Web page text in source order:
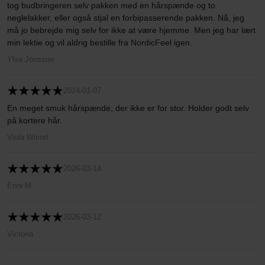
tog budbringeren selv pakken med en hårspænde og to
neglelakker, eller også stjal en forbipasserende pakken. Nå, jeg
må jo bebrejde mig selv for ikke at være hjemme. Men jeg har lært
min lektie og vil aldrig bestille fra NordicFeel igen.
Ylva Jönsson
2024-01-07
En meget smuk hårspænde, der ikke er for stor. Holder godt selv
på kortere hår.
Viola Wiirret
2026-03-14
Enni M
2026-03-12
Victoria